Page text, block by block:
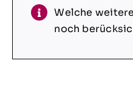
Welche
noch